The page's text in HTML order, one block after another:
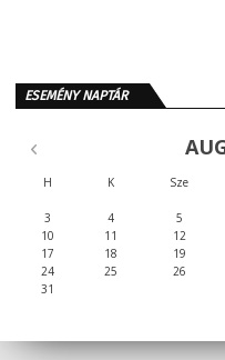
ESEMÉNY NAPTÁR
H K Sze
3
4 5
10
11 12
17
18 19
24
25 26
31